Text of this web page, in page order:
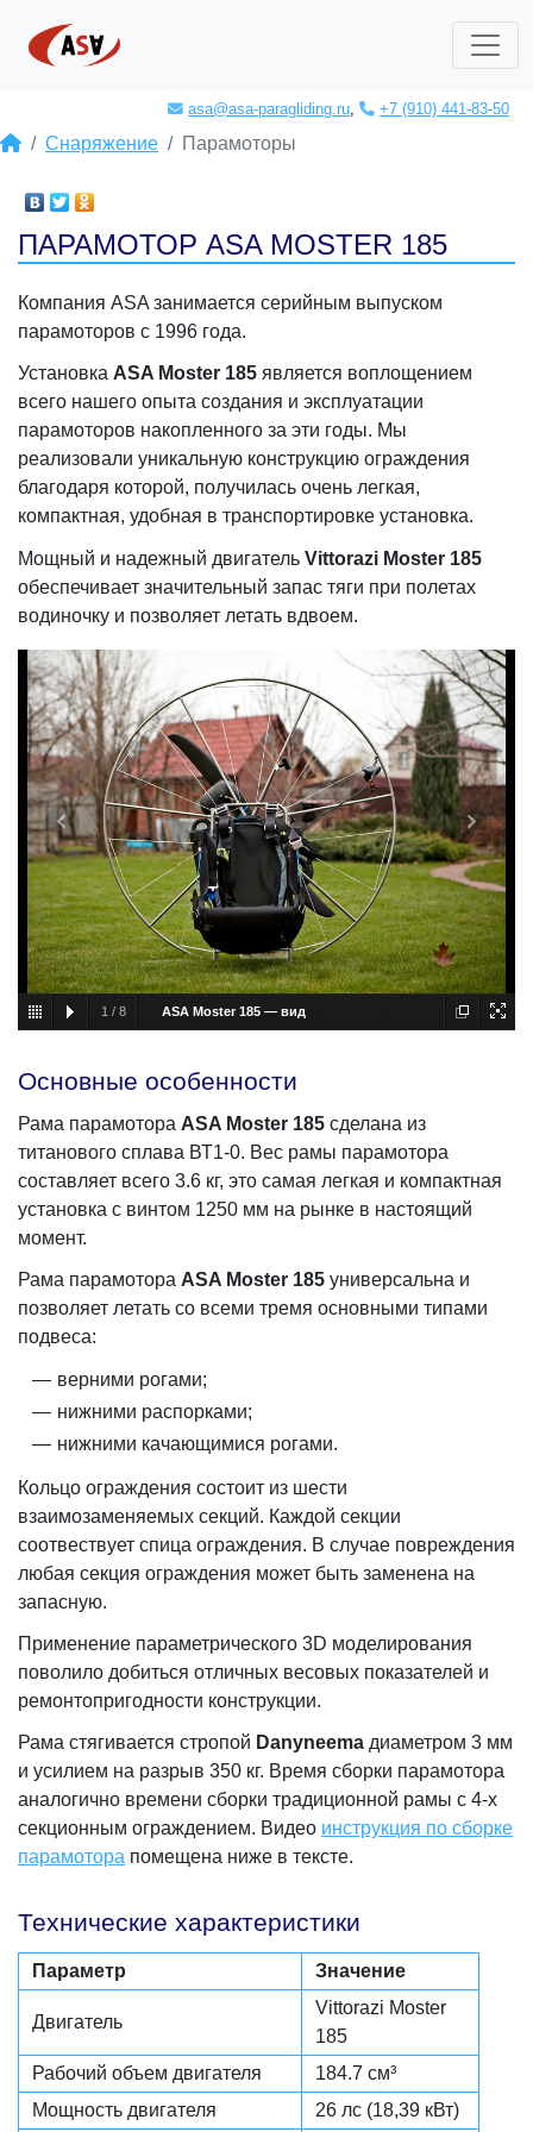
asa@asa-paragliding.ru, +7 (910) 441-83-50
Снаряжение Парамоторы
ПАРАМОТОР ASA MOSTER 185
Компания ASA занимается серийным выпуском
парамоторов с 1996 года.
Установка ASA Moster 185 является воплощением
всего нашего опыта создания и эксплуатации
парамоторов накопленного за эти годы. Мы
реализовали уникальную конструкцию ограждения
благодаря которой, получилась очень легкая,
компактная, удобная в транспортировке установка.
Мощный и надежный двигатель Vittorazi Moster 185
обеспечивает значительный запас тяги при полетах
водиночку и позволяет летать вдвоем.
1 / 8 ASA Moster 185 — вид
Основные особенности
Рама парамотора ASA Moster 185 сделана из
титанового сплава ВТ1-0. Вес рамы парамотора
составляет всего 3.6 кг, это самая легкая и компактная
установка с винтом 1250 мм на рынке в настоящий
момент.
Рама парамотора ASA Moster 185 универсальна и
позволяет летать со всеми тремя основными типами
подвеса:
верними рогами;
нижними распорками;
нижними качающимися рогами.
Кольцо ограждения состоит из шести
взаимозаменяемых секций. Каждой секции
соотвествует спица ограждения. В случае повреждения
любая секция ограждения может быть заменена на
запасную.
Применение параметрического 3D моделирования
поволило добиться отличных весовых показателей и
ремонтопригодности конструкции.
Рама стягивается стропой Danyneema диаметром 3 мм
и усилием на разрыв 350 кг. Время сборки парамотора
аналогично времени сборки традиционной рамы с 4-х
секционным ограждением. Видео инструкция по сборке
парамотора помещена ниже в тексте.
Технические характеристики
Параметр Значение
Двигатель
Vittorazi Moster
185
Рабочий объем двигателя
184.7 см³
Мощность двигателя
26 лс (18,39 кВт)